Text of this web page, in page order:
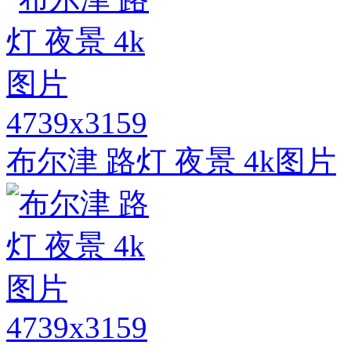
4739x3159
布尔津 路灯 夜景 4k图片
4739x3159